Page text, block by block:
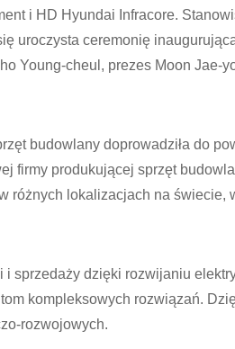
i HD Hyundai Infracore.
uroczysta ceremonię
Young-cheul, prezes Moon Jae-
budowlany doprowadziła do
firmy produkującej sprzęt
różnych lokalizacjach na świecie,
sprzedaży dzięki rozwijaniu
kompleksowych rozwiązań.
rozwojowych.